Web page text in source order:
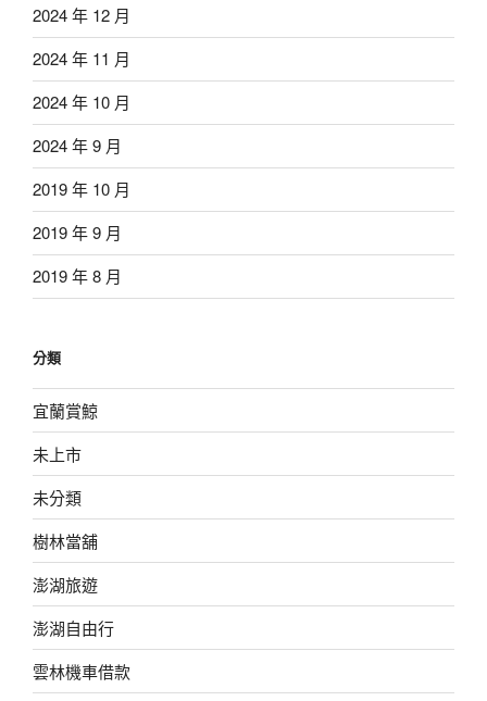
2024 年 12 月
2024 年 11 月
2024 年 10 月
2024 年 9 月
2019 年 10 月
2019 年 9 月
2019 年 8 月
分類
宜蘭賞鯨
未上市
未分類
樹林當舖
澎湖旅遊
澎湖自由行
雲林機車借款